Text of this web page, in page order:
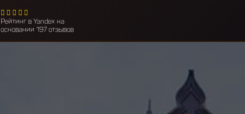
Рейтинг в Yandex на
основании 197 отзывов